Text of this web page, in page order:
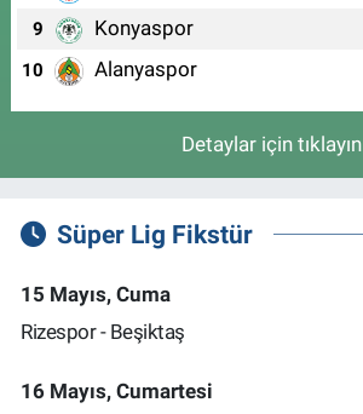
9 Konyaspor
10 Alanyaspor
Detaylar için tıklayın
Süper Lig Fikstür
15 Mayıs, Cuma
Rizespor - Beşiktaş
16 Mayıs, Cumartesi